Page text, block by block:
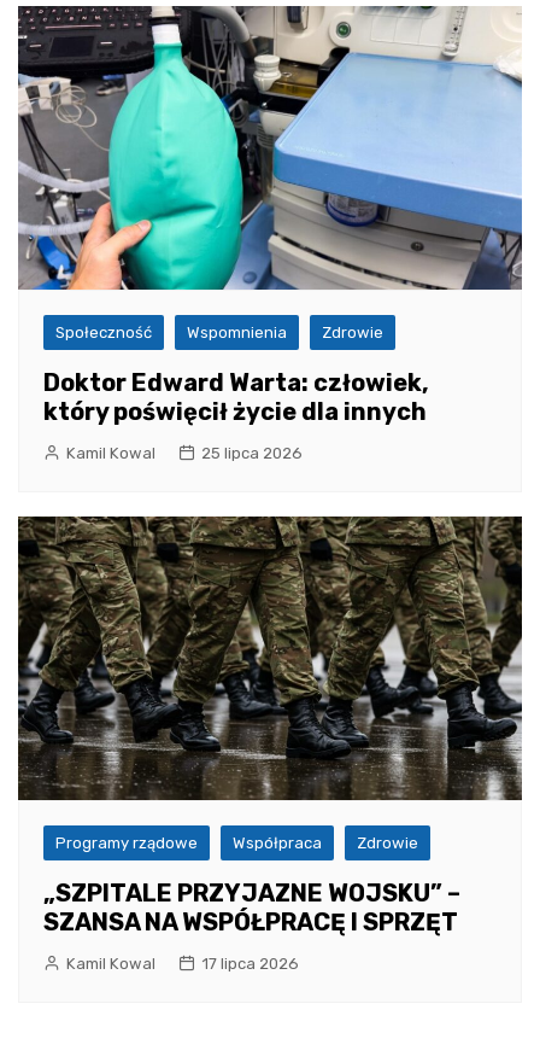
Społeczność Wspomnienia Zdrowie
Doktor Edward Warta: człowiek,
który poświęcił życie dla innych
Kamil Kowal 25 lipca 2026
Programy rządowe Współpraca Zdrowie
„SZPITALE PRZYJAZNE WOJSKU” –
SZANSA NA WSPÓŁPRACĘ I SPRZĘT
Kamil Kowal 17 lipca 2026